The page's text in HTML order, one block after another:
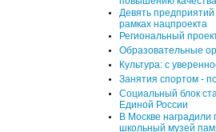
Девять
рамках нацпроекта
Региональный
Образовательные
Культура: с
Занятия спортом -
Социальный блок
Единой России
В Москве
школьный музей